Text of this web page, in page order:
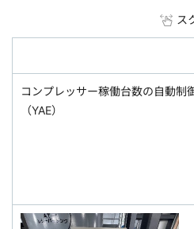
ス
コンプレッサー稼働台数の自動制
（YAE）